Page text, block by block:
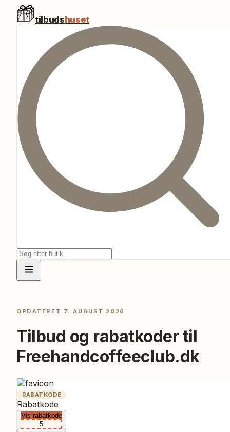
tilbudshuset
OPDATERET 7. AUGUST 2026
Tilbud og rabatkoder til
Freehandcoffeeclub.dk
RABATKODE
Rabatkode
Vis rabatkode
5